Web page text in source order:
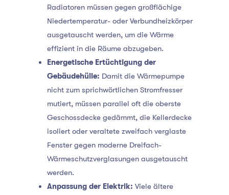
Radiatoren müssen gegen großflächige
Niedertemperatur- oder Verbundheizkörper
ausgetauscht werden, um die Wärme
effizient in die Räume abzugeben.
Energetische Ertüchtigung der
Gebäudehülle: Damit die Wärmepumpe
nicht zum sprichwörtlichen Stromfresser
mutiert, müssen parallel oft die oberste
Geschossdecke gedämmt, die Kellerdecke
isoliert oder veraltete zweifach verglaste
Fenster gegen moderne Dreifach-
Wärmeschutzverglasungen ausgetauscht
werden.
Anpassung der Elektrik: Viele ältere